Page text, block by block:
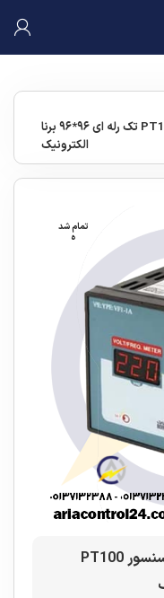
ترموستات ۵۰ – تا ۱۵۰+ جهت سنسور PT100 تک رله ای ۹۶*۹۶ برنا
الکترونیک
تمام شد
ه
ترموستات ۵۰ – تا ۱۵۰+ جهت سنسور PT100